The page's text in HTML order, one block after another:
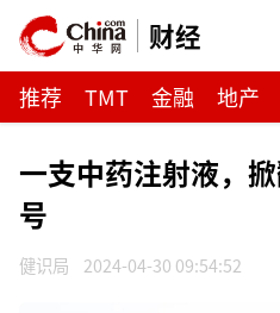
财经
推荐 TMT 金融 地产
一支中药注射液，
号
健识局 2024-04-30 09:54:52